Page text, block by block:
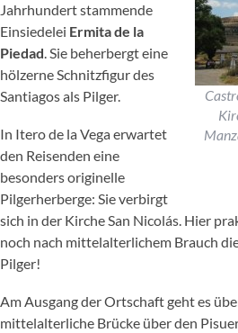
Jahrhundert stammende
Einsiedelei Ermita de la
Piedad. Sie beherbergt eine
hölzerne Schnitzfigur des
Santiagos als Pilger.
In Itero de la Vega erwartet
den Reisenden eine
besonders originelle
Pilgerherberge: Sie verbirgt
sich in der Kirche San Nicolás. Hier
noch nach mittelalterlichem Brauch
Pilger!
Am Ausgang der Ortschaft geht es
mittelalterliche Brücke über den